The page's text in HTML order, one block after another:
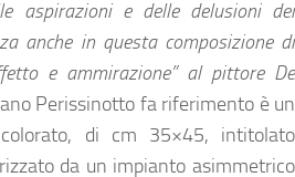
aspirazioni e delle delusioni dei
anche in questa composizione di
e ammirazione” al pittore De
Perissinotto fa riferimento è un
colorato, di cm 35×45, intitolato
da un impianto asimmetrico